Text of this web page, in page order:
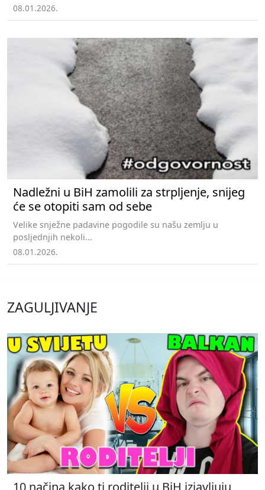
08.01.2026.
Nadležni u BiH zamolili za strpljenje, snijeg
će se otopiti sam od sebe
Velike snježne padavine pogodile su našu zemlju u
posljednjih nekoli...
08.01.2026.
ZAGULJIVANJE